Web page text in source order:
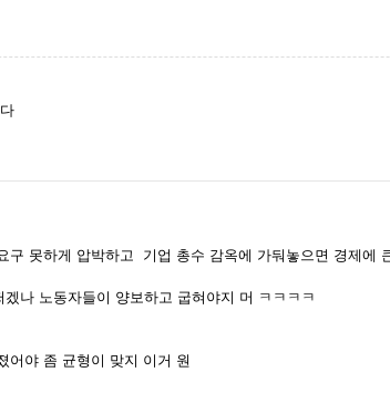
구 못하게 압박하고 기업 총수 감옥에 가둬놓으면 경제에
나 노동자들이 양보하고 굽혀야지 머 ㅋㅋㅋㅋ
어야 좀 균형이 맞지 이거 원